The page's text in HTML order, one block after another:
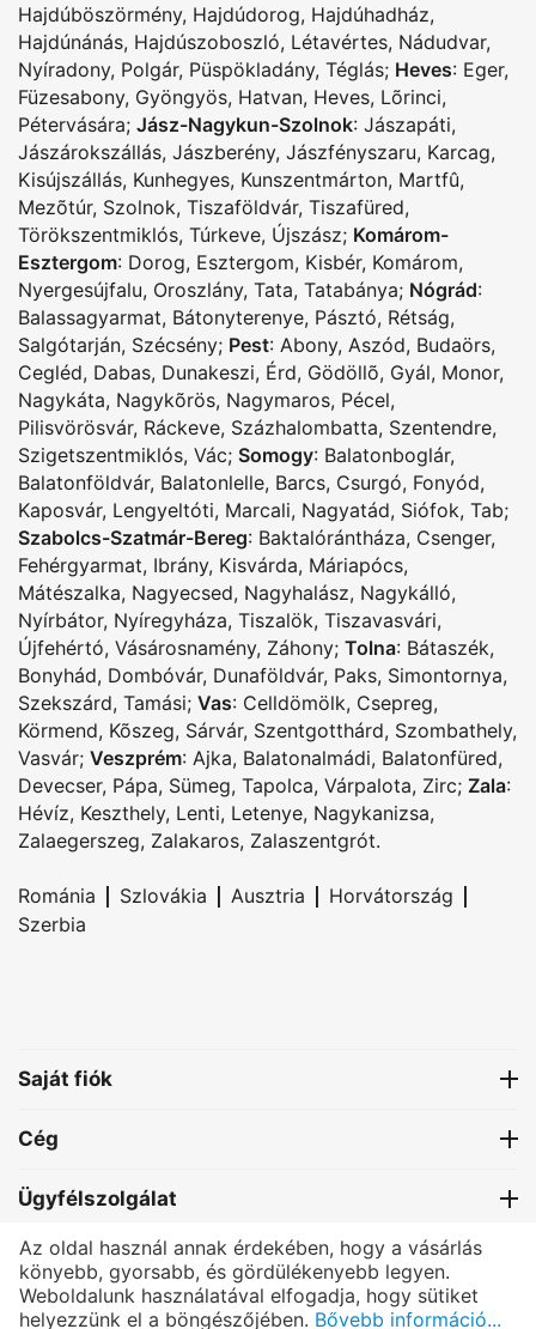
Hajdúböszörmény, Hajdúdorog, Hajdúhadház,
Hajdúnánás, Hajdúszoboszló, Létavértes, Nádudvar,
Nyíradony, Polgár, Püspökladány, Téglás; Heves: Eger,
Füzesabony, Gyöngyös, Hatvan, Heves, Lõrinci,
Pétervására; Jász-Nagykun-Szolnok: Jászapáti,
Jászárokszállás, Jászberény, Jászfényszaru, Karcag,
Kisújszállás, Kunhegyes, Kunszentmárton, Martfû,
Mezõtúr, Szolnok, Tiszaföldvár, Tiszafüred,
Törökszentmiklós, Túrkeve, Újszász; Komárom-
Esztergom: Dorog, Esztergom, Kisbér, Komárom,
Nyergesújfalu, Oroszlány, Tata, Tatabánya; Nógrád:
Balassagyarmat, Bátonyterenye, Pásztó, Rétság,
Salgótarján, Szécsény; Pest: Abony, Aszód, Budaörs,
Cegléd, Dabas, Dunakeszi, Érd, Gödöllõ, Gyál, Monor,
Nagykáta, Nagykõrös, Nagymaros, Pécel,
Pilisvörösvár, Ráckeve, Százhalombatta, Szentendre,
Szigetszentmiklós, Vác; Somogy: Balatonboglár,
Balatonföldvár, Balatonlelle, Barcs, Csurgó, Fonyód,
Kaposvár, Lengyeltóti, Marcali, Nagyatád, Siófok, Tab;
Szabolcs-Szatmár-Bereg: Baktalórántháza, Csenger,
Fehérgyarmat, Ibrány, Kisvárda, Máriapócs,
Mátészalka, Nagyecsed, Nagyhalász, Nagykálló,
Nyírbátor, Nyíregyháza, Tiszalök, Tiszavasvári,
Újfehértó, Vásárosnamény, Záhony; Tolna: Bátaszék,
Bonyhád, Dombóvár, Dunaföldvár, Paks, Simontornya,
Szekszárd, Tamási; Vas: Celldömölk, Csepreg,
Körmend, Kõszeg, Sárvár, Szentgotthárd, Szombathely,
Vasvár; Veszprém: Ajka, Balatonalmádi, Balatonfüred,
Devecser, Pápa, Sümeg, Tapolca, Várpalota, Zirc; Zala:
Hévíz, Keszthely, Lenti, Letenye, Nagykanizsa,
Zalaegerszeg, Zalakaros, Zalaszentgrót.
Románia | Szlovákia | Ausztria | Horvátország |
Szerbia
Saját fiók
Cég
Ügyfélszolgálat
Kapcsolat
PRETTONI®- All rights reserved.
Az oldal használ annak érdekében, hogy a vásárlás
könyebb, gyorsabb, és gördülékenyebb legyen.
Weboldalunk használatával elfogadja, hogy sütiket
helyezzünk el a böngészőjében. Bővebb információ...